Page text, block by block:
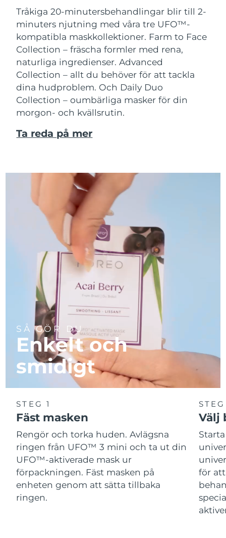
Tråkiga 20-minutersbehandlingar blir till 2-
minuters njutning med våra tre UFO™-
kompatibla maskkollektioner. Farm to Face
Collection – fräscha formler med rena,
naturliga ingredienser. Advanced
Collection – allt du behöver för att tackla
dina hudproblem. Och Daily Duo
Collection – oumbärliga masker för din
morgon- och kvällsrutin.
Ta reda på mer
SÅ GÖR DU
Enkelt och
smidigt
STEG 1
Fäst masken
Rengör och torka huden. Avlägsna
ringen från UFO™ 3 mini och ta ut din
UFO™-aktiverade mask ur
förpackningen. Fäst masken på
enheten genom att sätta tillbaka
ringen.
Välj
för